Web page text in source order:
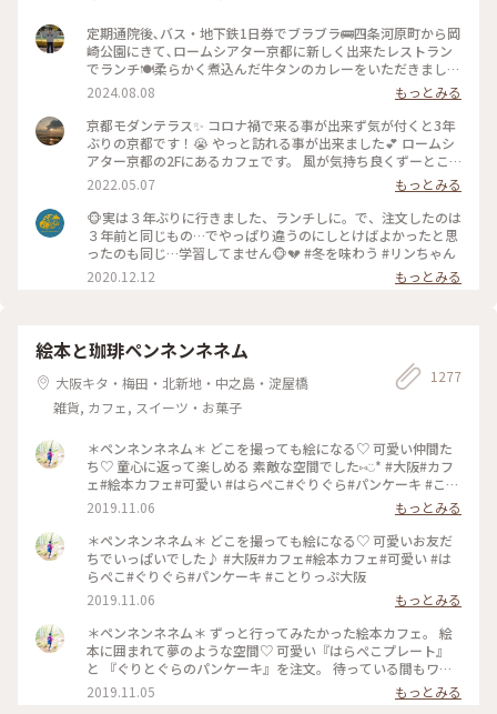
定期通院後､バス・地下鉄1日券でブラブラ🚌四条河原町から岡
崎公園にきて､ロームシアター京都に新しく出来たレストラン
でランチ🍽️柔らかく煮込んだ牛タンのカレーをいただきました
🍛 #グルメ #ランチ #カレー
2024.08.08
もっとみる
京都モダンテラス✨ コロナ禍で来る事が出来ず気が付くと3年
ぶりの京都です！😭 やっと訪れる事が出来ました💕 ロームシ
アター京都の2Fにあるカフェです。 風が気持ち良くずーとこ
こで時間を過ごしていたいカフェです🥰 スズメが残したケー
キのくずを食べにテーブルの上にやってきてました😆 #Myこ
とりっぷ #春風さんぽ
2022.05.07
もっとみる
🐵実は３年ぶりに行きました、ランチしに。で、注文したのは
３年前と同じもの…でやっぱり違うのにしとけばよかったと思
ったのも同じ…学習してません🐵💔 #冬を味わう #リンちゃん
2020.12.12
もっとみる
絵本と珈琲ペンネンネネム
大阪キタ・梅田・北新地・中之島・淀屋橋
雑貨, カフェ, スイーツ・お菓子
1277
＊ペンネンネネム＊ どこを撮っても絵になる♡ 可愛い仲間た
ち♡ 童心に返って楽しめる 素敵な空間でした⑅︎◡̈︎* #大阪#カフ
ェ#絵本カフェ#可愛い #はらぺこ#ぐりぐら#パンケーキ #こと
りっぷ大阪
2019.11.06
もっとみる
＊ペンネンネネム＊ どこを撮っても絵になる♡ 可愛いお友だ
ちでいっぱいでした♪ #大阪#カフェ#絵本カフェ#可愛い #は
らぺこ#ぐりぐら#パンケーキ #ことりっぷ大阪
2019.11.06
もっとみる
＊ペンネンネネム＊ ずっと行ってみたかった絵本カフェ。 絵
本に囲まれて夢のような空間♡ 可愛い『はらぺこプレート』
と 『ぐりとぐらのパンケーキ』を注文。 待っている間もワク
ワクが止まりません♪ どうしたら上手に撮れるかな〜 そんな
時間も楽しい♡︎ʾʾ 癒しのひと時でした(*´˘`*) #大阪#カフェ#絵
2019.11.05 もっとみる